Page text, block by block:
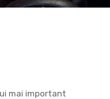
mai important